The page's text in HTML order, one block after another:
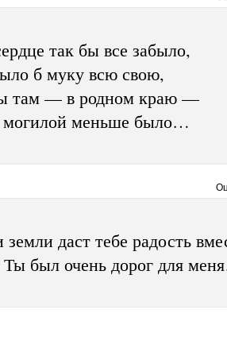
так бы все забыло,
б муку всю свою,
там — в родном краю —
меньше было…
земли даст тебе радость
Ты был очень дорог для